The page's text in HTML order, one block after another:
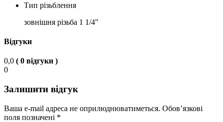
Тип різьблення
зовнішня різьба 1 1/4"
Відгуки
0,0 ( 0 відгуки )
0
Залишити відгук
Ваша e-mail адреса не оприлюднюватиметься. Обов’язкові
поля позначені *